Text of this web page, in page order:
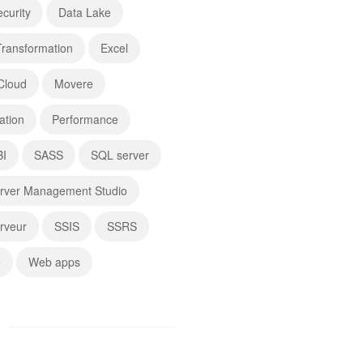
Data Lake
Excel
Movere
Performance
SASS SQL server
Management Studio
SSIS SSRS
Web apps